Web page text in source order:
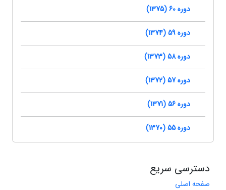
دوره 60 (1375)
دوره 59 (1374)
دوره 58 (1373)
دوره 57 (1372)
دوره 56 (1371)
دوره 55 (1370)
دسترسی سریع
صفحه اصلی